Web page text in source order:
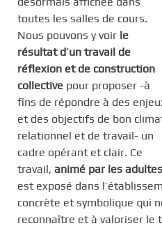
toutes les salles de cours.
Nous pouvons y voir le
résultat d’un travail de
réflexion et de construction
collective pour proposer -à
fins de répondre à des
et des objectifs de bon
relationnel et de travail- un
cadre opérant et clair. Ce
travail, animé par les
est exposé dans
concrète et symbolique qui
reconnaître et à valoriser le